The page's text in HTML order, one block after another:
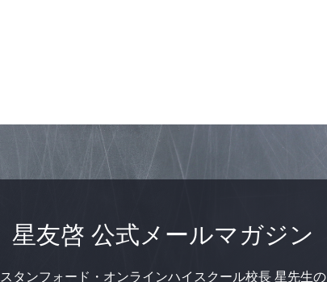
星友啓 公式メールマガジン
スタンフォード・オンラインハイスクール校長 星先生の